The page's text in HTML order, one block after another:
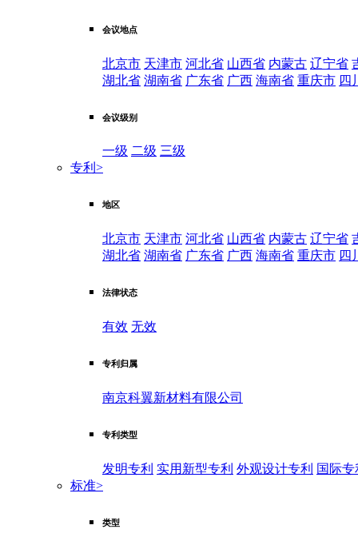
会议地点
北京市 天津市 河北省 山西省 内蒙古 辽宁省
湖北省 湖南省 广东省 广西 海南省 重庆市 四
会议级别
一级 二级 三级
专利 >
地区
北京市 天津市 河北省 山西省 内蒙古 辽宁省
湖北省 湖南省 广东省 广西 海南省 重庆市 四
法律状态
有效 无效
专利归属
南京科翼新材料有限公司
专利类型
发明专利 实用新型专利 外观设计专利 国际专
标准>
类型